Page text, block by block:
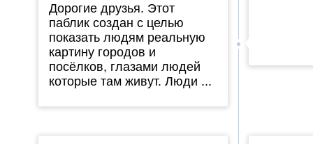
Дорогие друзья. Этот
паблик создан с целью
показать людям реальную
картину городов и
посёлков, глазами людей
которые там живут. Люди ...